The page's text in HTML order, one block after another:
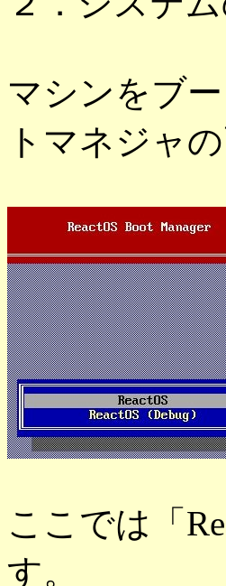
マシンをブ
トマネジャ
ここでは「
す。